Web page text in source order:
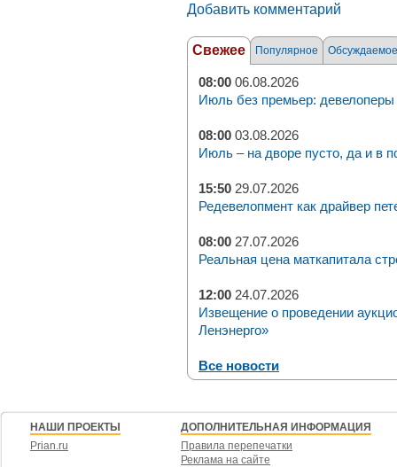
Добавить комментарий
Свежее Популярное Обсуждаемое
08:00 06.08.2026
Июль без премьер: девелоперы
08:00 03.08.2026
Июль – на дворе пусто, да и в
15:50 29.07.2026
Редевелопмент как драйвер
08:00 27.07.2026
Реальная цена маткапитала
12:00 24.07.2026
Извещение о проведении
Ленэнерго»
Все новости
НАШИ ПРОЕКТЫ
Prian.ru
ДОПОЛНИТЕЛЬНАЯ ИНФОРМАЦИЯ
Правила перепечатки
Реклама на сайте